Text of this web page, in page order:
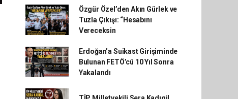
Özgür Özel’den Akın Gürlek ve
Tuzla Çıkışı: “Hesabını
Vereceksin
Erdoğan’a Suikast Girişiminde
Bulunan FETÖ’cü 10 Yıl Sonra
Yakalandı